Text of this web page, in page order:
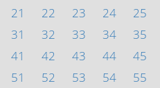
21
22 23 24 25
31
32 33 34 35
41
42 43 44 45
51
52 53 54 55